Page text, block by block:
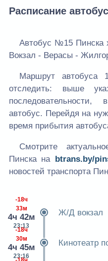
Расписание
Автобус №15 Пинска
Вокзал - Верасы -
Маршрут
отследить: выше
последовательности,
автобус. Перейдя на
время прибытия
Смотрите
Пинска на btrans.by/
новостей транспорта
-18ч
33м
4ч 42м
23:13
Ж/Д вокзал
-18ч
30м
4ч 45м
23:16
Кинотеатр